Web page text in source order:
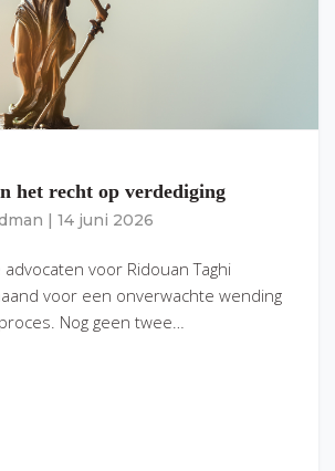
het recht op verdediging
14 juni 2026
voor Ridouan Taghi
voor een onverwachte wending
Nog geen twee…